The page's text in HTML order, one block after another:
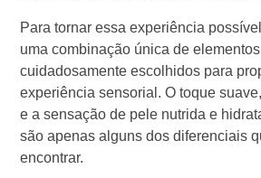
Para tornar essa experiência
uma combinação única de
cuidadosamente escolhidos para
experiência sensorial. O toque
e a sensação de pele nutrida e
são apenas alguns dos diferenciais
encontrar.